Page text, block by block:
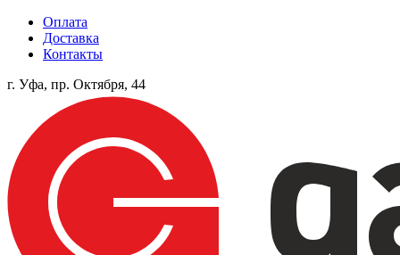
Оплата
Доставка
Контакты
г. Уфа, пр. Октября, 44